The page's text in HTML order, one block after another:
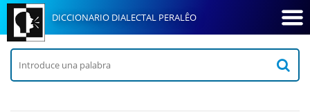
DICCIONARIO DIALECTAL PERALÊO